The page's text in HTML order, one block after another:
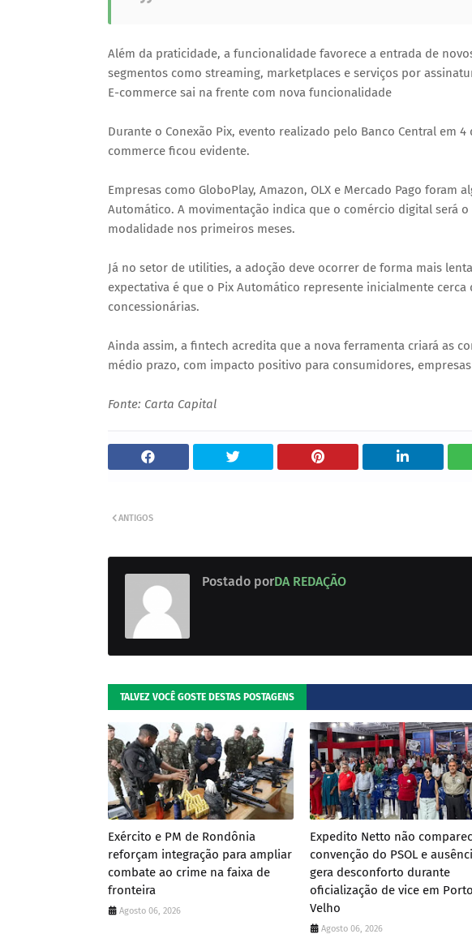
Além da praticidade, a funcionalidade favorece a entrada de
segmentos como streaming, marketplaces e serviços por
E-commerce sai na frente com nova funcionalidade
Durante o Conexão Pix, evento realizado pelo Banco Central em
commerce ficou evidente.
Empresas como GloboPlay, Amazon, OLX e Mercado Pago foram
Automático. A movimentação indica que o comércio digital será
modalidade nos primeiros meses.
Já no setor de utilities, a adoção deve ocorrer de forma mais
expectativa é que o Pix Automático represente inicialmente cerca
concessionárias.
Ainda assim, a fintech acredita que a nova ferramenta criará as
médio prazo, com impacto positivo para consumidores,
Fonte: Carta Capital
ANTIGOS
Postado porDA REDAÇÃO
TALVEZ VOCÊ GOSTE DESTAS POSTAGENS
Exército e PM de Rondônia
reforçam integração para ampliar
combate ao crime na faixa de
fronteira
Agosto 06, 2026
Expedito Netto não
convenção do PSOL e
gera desconforto durante
oficialização de vice em Porto
Velho
Agosto 06, 2026